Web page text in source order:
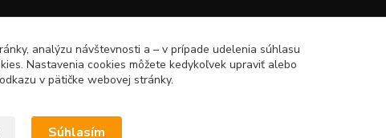
analýzu návštevnosti a – v prípade udelenia súhlasu
Nastavenia cookies môžete kedykoľvek upraviť alebo
v pätičke webovej stránky.
Súhlasím